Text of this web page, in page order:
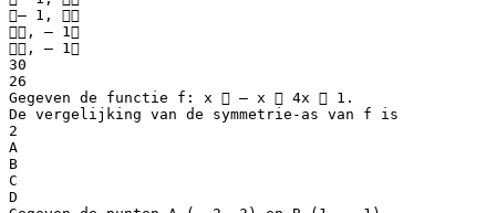
– 1, 
, – 1
, – 1
30
26
Gegeven de functie f: x  – x  4x  1.
De vergelijking van de symmetrie-as van f is
2
A
B
C
D